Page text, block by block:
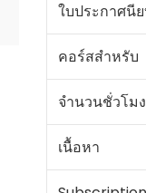
ใบประกาศนี
คอร์สสำหรับ
จำนวนชั่วโม
เนื้อหา